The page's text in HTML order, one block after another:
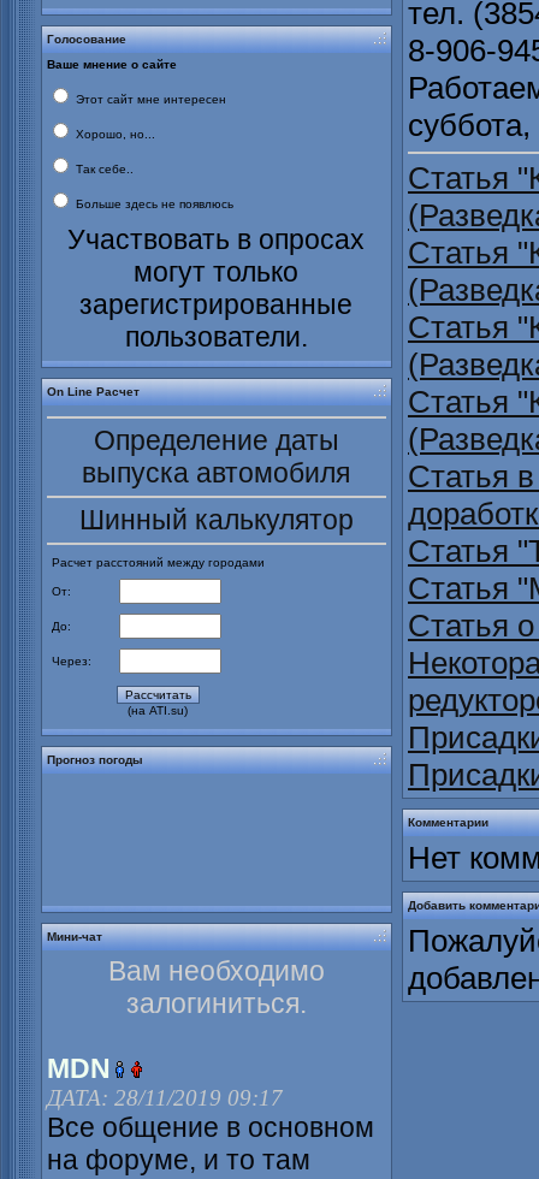
Голосование
Ваше мнение о сайте
Этот сайт мне интересен
Хорошо, но...
Так себе..
Больше здесь не появлюсь
Участвовать в опросах
могут только
зарегистрированные
пользователи.
On Line Расчет
Определение даты
выпуска автомобиля
Шинный калькулятор
Расчет расстояний между городами
От:
До:
Через:
(на ATI.su)
Прогноз погоды
Мини-чат
Вам необходимо
залогиниться.
MDN
ДАТА: 28/11/2019 09:17
Все общение в основном
на форуме, и то там
тел.
8-906-
Статья
Статья
Статья
Статья
Статья
Статья
Статья
Статья
Комментарии
Нет
Добавить